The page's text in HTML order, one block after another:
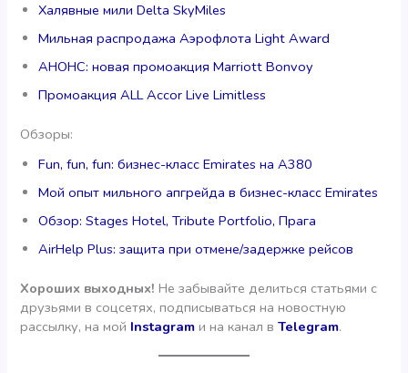
Халявные мили Delta SkyMiles
Мильная распродажа Аэрофлота Light Award
АНОНС: новая промоакция Marriott Bonvoy
Промоакция ALL Accor Live Limitless
Обзоры:
Fun, fun, fun: бизнес-класс Emirates на A380
Мой опыт мильного апгрейда в бизнес-класс Emirates
Обзор: Stages Hotel, Tribute Portfolio, Прага
AirHelp Plus: защита при отмене/задержке рейсов
Хороших выходных!Не забывайте делиться статьями с
друзьями в соцсетях, подписываться на новостную
рассылку, на мой Instagram и на канал вTelegram.